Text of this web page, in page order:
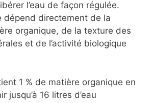
l’eau de façon régulée.
dépend directement de la
organique, de la texture des
et de l’activité biologique
1 % de matière organique en
jusqu’à 16 litres d’eau